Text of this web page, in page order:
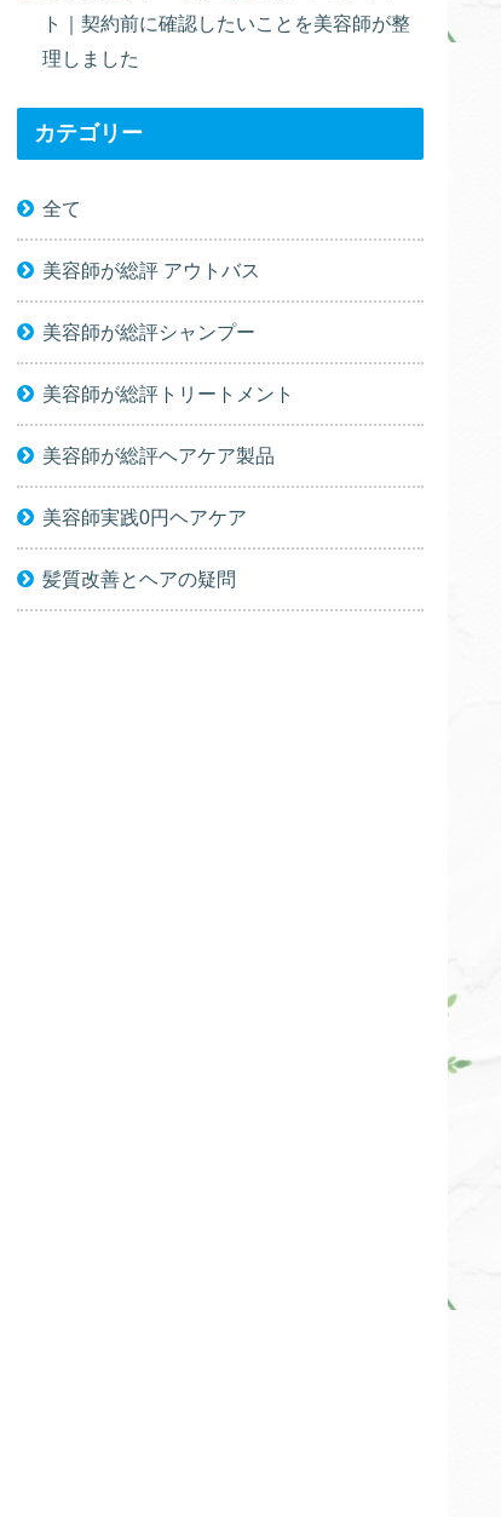
ト｜契約前に確認したいことを美容師が整
理しました
カテゴリー
全て
美容師が総評 アウトバス
美容師が総評シャンプー
美容師が総評トリートメント
美容師が総評ヘアケア製品
美容師実践0円ヘアケア
髪質改善とヘアの疑問